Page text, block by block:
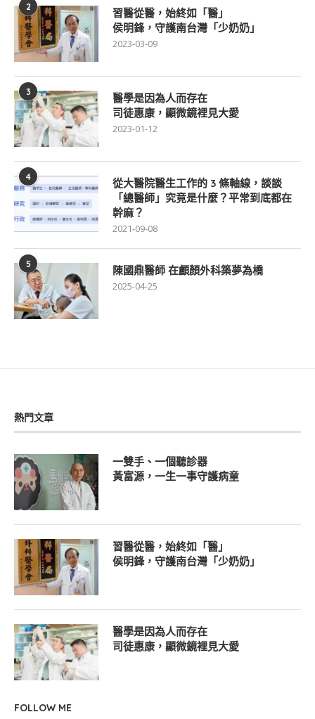
2
習醫從醫，始終如「醫」
侯明鋒，守護南台灣「少奶奶」
2023-03-09
3
醫學是因為人而存在
司徒惠康，顯微鏡裡見大愛
2023-01-12
4
從大醫院醫生工作的 3 條軸線，談談
「總醫師」究竟是什麼？平常到底都在
幹麻？
2021-09-08
5 陳國鼎醫師 在顱顏外科築夢為橋
2025-04-25
熱門文章
一雙手、一個聽診器
黃富源，一生一事守護病童
習醫從醫，始終如「醫」
侯明鋒，守護南台灣「少奶奶」
醫學是因為人而存在
司徒惠康，顯微鏡裡見大愛
FOLLOW ME